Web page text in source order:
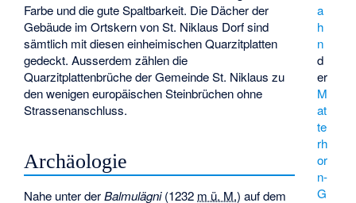
a
h
n
d
er
M
at
te
rh
or
n-
G
Farbe und die gute Spaltbarkeit. Die Dächer der
Gebäude im Ortskern von St. Niklaus Dorf sind
sämtlich mit diesen einheimischen Quarzitplatten
gedeckt. Ausserdem zählen die
Quarzitplattenbrüche der Gemeinde St. Niklaus zu
den wenigen europäischen Steinbrüchen ohne
Strassenanschluss.
Archäologie
Nahe unter derBalmulägni(1232 m ü. M.) auf dem